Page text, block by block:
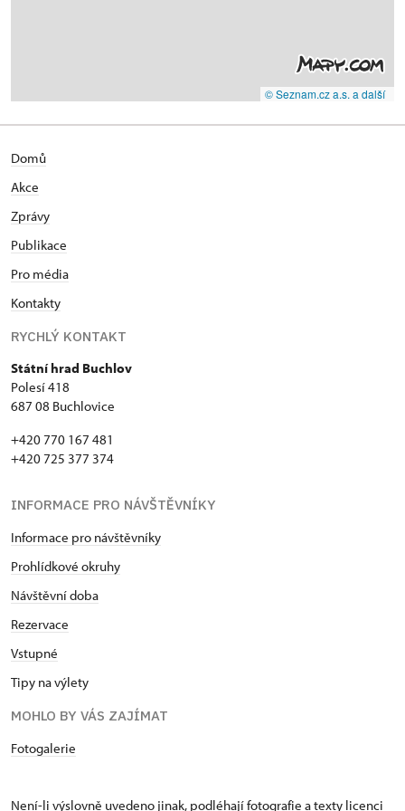
© Seznam.cz a.s. a další
Domů
Akce
Zprávy
Publikace
Pro média
Kontakty
RYCHLÝ KONTAKT
Státní hrad Buchlov
Polesí 418
687 08 Buchlovice
+420 770 167 481
+420 725 377 374
INFORMACE PRO NÁVŠTĚVNÍKY
Informace pro návštěvníky
Prohlídkové okruhy
Návštěvní doba
Rezervace
Vstupné
Tipy na výlety
MOHLO BY VÁS ZAJÍMAT
Fotogalerie
Není-li výslovně uvedeno jinak, podléhají fotografie a texty licenci